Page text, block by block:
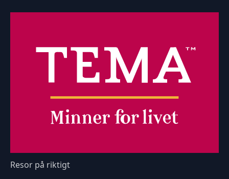
Resor på riktigt